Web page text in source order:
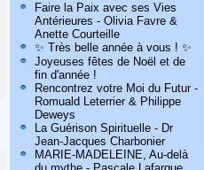
Faire la Paix avec ses Vies
Antérieures - Olivia Favre &
Anette Courteille
✨ Très belle année à vous ! ✨
Joyeuses fêtes de Noël et de
fin d'année !
Rencontrez votre Moi du Futur -
Romuald Leterrier & Philippe
Deweys
La Guérison Spirituelle - Dr
Jean-Jacques Charbonier
MARIE-MADELEINE, Au-delà